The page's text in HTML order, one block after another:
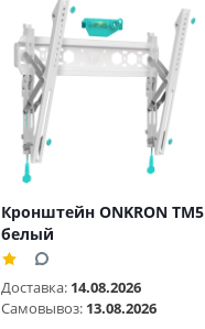
Кронштейн ONKRON TM5
белый
Доставка: 14.08.2026
Самовывоз: 13.08.2026